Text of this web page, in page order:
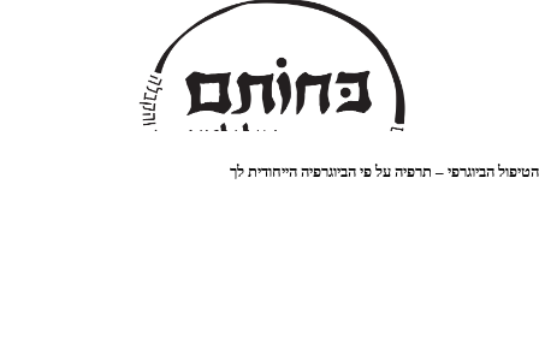
הביוגרפי – תרפיה על פי הביוגרפיה הייחודית לך